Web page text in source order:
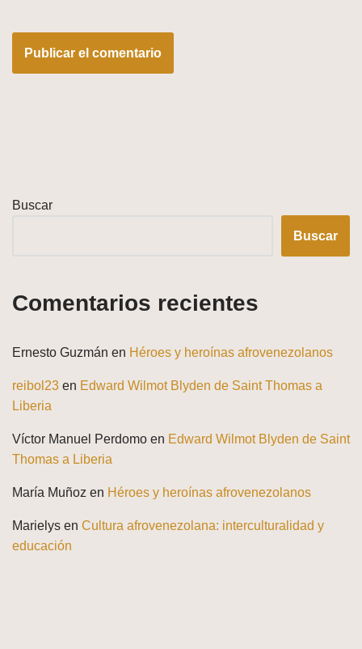
Buscar
Buscar
Comentarios recientes
Ernesto Guzmán en Héroes y heroínas afrovenezolanos
reibol23 en Edward Wilmot Blyden de Saint Thomas a
Liberia
Víctor Manuel Perdomo en Edward Wilmot Blyden de Saint
Thomas a Liberia
María Muñoz en Héroes y heroínas afrovenezolanos
Marielys en Cultura afrovenezolana: interculturalidad y
educación